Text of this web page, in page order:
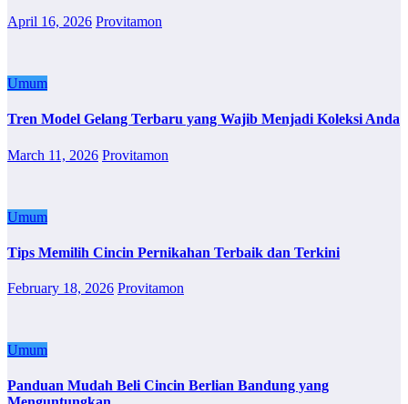
April 16, 2026 Provitamon
Umum
Tren Model Gelang Terbaru yang Wajib Menjadi Koleksi Anda
March 11, 2026 Provitamon
Umum
Tips Memilih Cincin Pernikahan Terbaik dan Terkini
February 18, 2026 Provitamon
Umum
Panduan Mudah Beli Cincin Berlian Bandung yang